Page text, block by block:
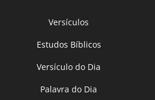
Versículos
Estudos Bíblicos
Versículo do Dia
Palavra do Dia